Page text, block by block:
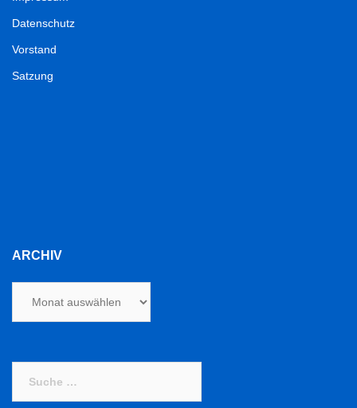
Datenschutz
Vorstand
Satzung
ARCHIV
nach: